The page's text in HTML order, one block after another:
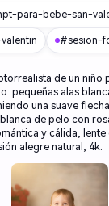
para-bebe-san-
#sesion-
de un niño
pequeñas alas
una suave
de pelo con
y cálida, lente
alegre natural, 4k.